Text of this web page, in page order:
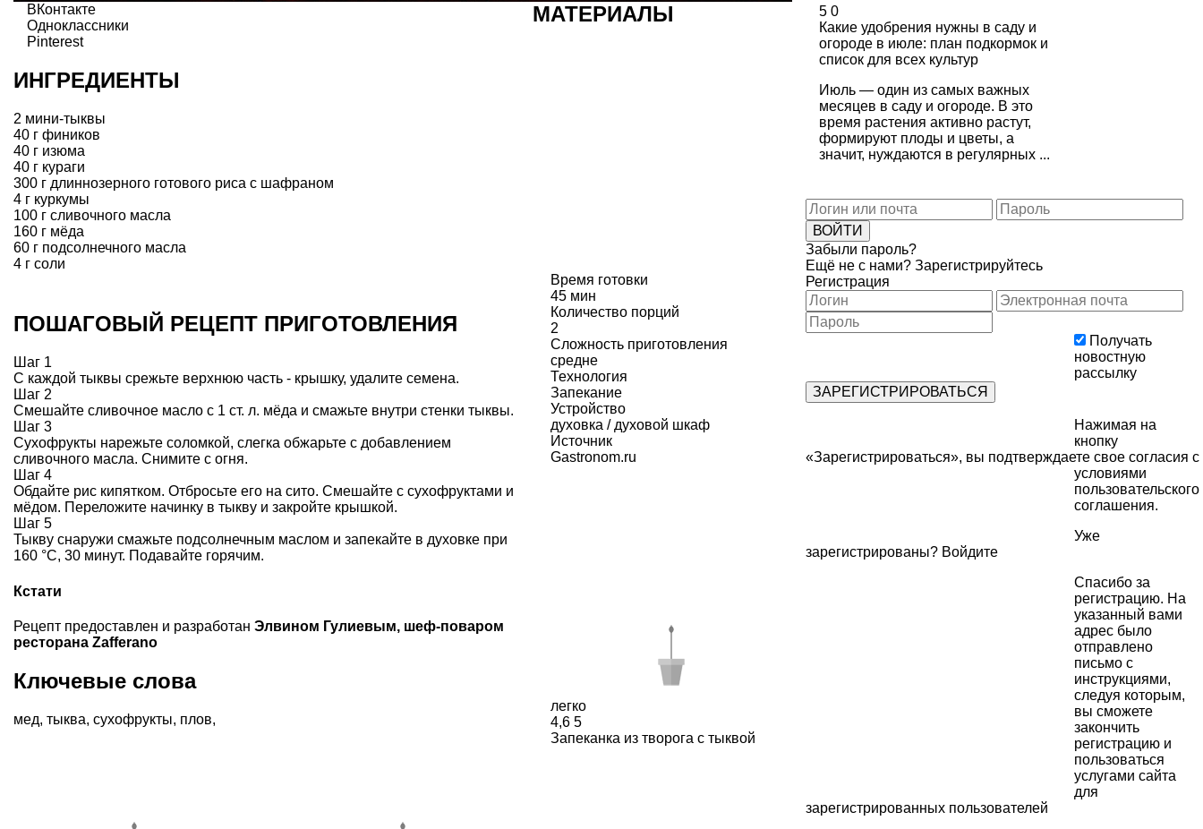
ВКонтакте
Одноклассники
Pinterest
ИНГРЕДИЕНТЫ
2 мини-тыквы
40 г фиников
40 г изюма
40 г кураги
300 г длиннозерного готового риса с шафраном
4 г куркумы
100 г сливочного масла
160 г мёда
60 г подсолнечного масла
4 г соли
ПОШАГОВЫЙ РЕЦЕПТ ПРИГОТОВЛЕНИЯ
Шаг 1
С каждой тыквы срежьте верхнюю часть - крышку, удалите семена.
Шаг 2
Смешайте сливочное масло с 1 ст. л. мёда и смажьте внутри стенки тыквы.
Шаг 3
Сухофрукты нарежьте соломкой, слегка обжарьте с добавлением
сливочного масла. Снимите с огня.
Шаг 4
Обдайте рис кипятком. Отбросьте его на сито. Смешайте с сухофруктами и
мёдом. Переложите начинку в тыкву и закройте крышкой.
Шаг 5
Тыкву снаружи смажьте подсолнечным маслом и запекайте в духовке при
160 °С, 30 минут. Подавайте горячим.
Время готовки
45 мин
Количество порций
2
Сложность приготовления
средне
Технология
Запекание
Устройство
духовка / духовой шкаф
Источник
Gastronom.ru
Кстати
Рецепт предоставлен и разработан Элвином Гулиевым, шеф-поваром
ресторана Zafferano
Ключевые слова
мед, тыква, сухофрукты, плов,
МАТЕРИАЛЫ
легко
4,6 5
Запеканка из творога с тыквой
5 0
Какие удобрения нужны в саду и
огороде в июле: план подкормок и
список для всех культур
Июль — один из самых важных
месяцев в саду и огороде. В это
время растения активно растут,
формируют плоды и цветы, а
значит, нуждаются в регулярных ...
Забыли пароль?
Ещё не с нами? Зарегистрируйтесь
Регистрация
Получать
новостную
рассылку
Нажимая на
кнопку
«Зарегистрироваться», вы подтверждаете свое согласия с
условиями
пользовательского
соглашения.
Уже
зарегистрированы? Войдите
Спасибо за
регистрацию. На
указанный вами
адрес было
отправлено
письмо с
инструкциями,
следуя которым,
вы сможете
закончить
регистрацию и
пользоваться
услугами сайта
для
зарегистрированных пользователей